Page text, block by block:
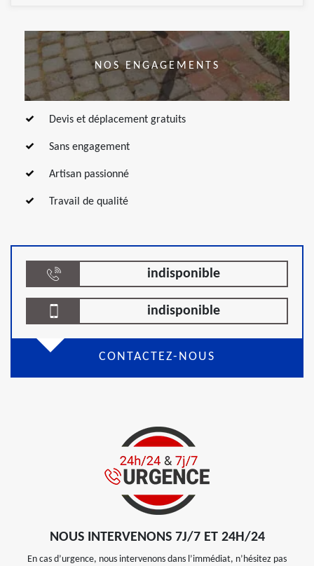
NOS ENGAGEMENTS
Devis et déplacement gratuits
Sans engagement
Artisan passionné
Travail de qualité
indisponible
indisponible
CONTACTEZ-NOUS
NOUS INTERVENONS 7J/7 ET 24H/24
En cas d’urgence, nous intervenons dans l’immédiat, n’hésitez pas